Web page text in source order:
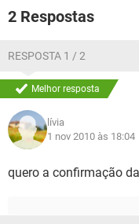
2 Respostas
RESPOSTA 1 / 2
Melhor resposta
lívia
1 nov 2010 às 18:04
quero a confirmação